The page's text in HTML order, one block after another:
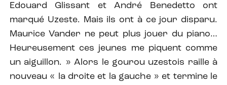
Edouard Glissant et André Benedetto ont
marqué Uzeste. Mais ils ont à ce jour disparu.
Maurice Vander ne peut plus jouer du piano…
Heureusement ces jeunes me piquent comme
un aiguillon. » Alors le gourou uzestois raille à
nouveau « la droite et la gauche » et termine le